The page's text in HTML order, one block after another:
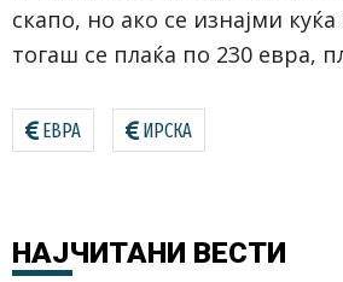
скапо, но ако се изнајми
тогаш се плаќа по 230 евра,
ЕВРА ИРСКА
НАЈЧИТАНИ ВЕСТИ